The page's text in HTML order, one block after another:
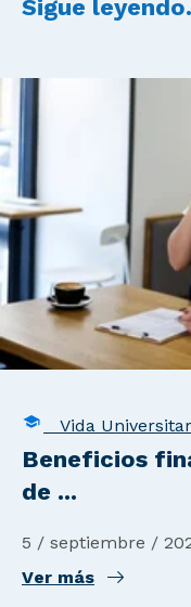
Sigue
Vida
Beneficios
de ...
5 / septiembre /
Ver más